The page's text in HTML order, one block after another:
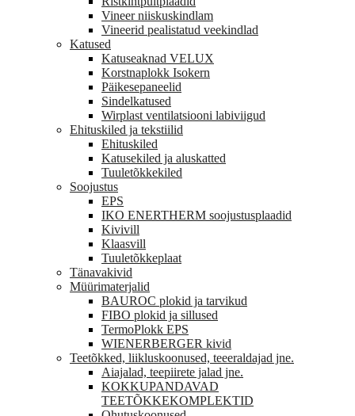
Vineer niiskuskindlam
Vineerid pealistatud veekindlad
Katused
Katuseaknad VELUX
Korstnaplokk Isokern
Päikesepaneelid
Sindelkatused
Wirplast ventilatsiooni labiviigud
Ehituskiled ja tekstiilid
Ehituskiled
Katusekiled ja aluskatted
Tuuletõkkekiled
Soojustus
EPS
IKO ENERTHERM soojustusplaadid
Kivivill
Klaasvill
Tuuletõkkeplaat
Tänavakivid
Müürimaterjalid
BAUROC plokid ja tarvikud
FIBO plokid ja sillused
TermoPlokk EPS
WIENERBERGER kivid
Teetõkked, liikluskoonused, teeeraldajad jne.
Aiajalad, teepiirete jalad jne.
KOKKUPANDAVAD
TEETÕKKEKOMPLEKTID